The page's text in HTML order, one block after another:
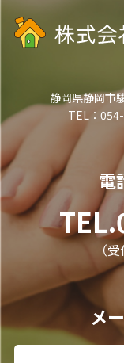
静岡県静岡市
TEL：
電
（
メ